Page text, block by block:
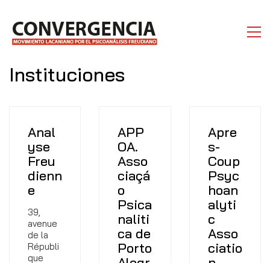
Instituciones
Anal
yse
Freu
dienn
e
39,
avenue
de la
Républi
que
APP
OA.
Asso
ciaçá
o
Psica
naliti
ca de
Porto
Apre
s-
Coup
Psyc
hoan
alyti
c
Asso
ciatio